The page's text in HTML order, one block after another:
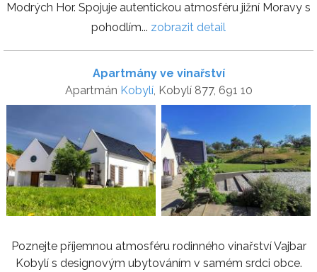
Modrých Hor. Spojuje autentickou atmosféru jižní Moravy s
pohodlím... zobrazit detail
Apartmány ve vinařství
Apartmán Kobylí, Kobylí 877, 691 10
Poznejte příjemnou atmosféru rodinného vinařství Vajbar
Kobylí s designovým ubytováním v samém srdci obce.